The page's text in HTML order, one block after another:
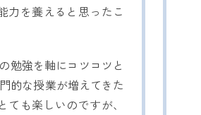
力を養えると思ったこ
勉強を軸にコツコツと
的な授業が増えてきた
も楽しいのですが、